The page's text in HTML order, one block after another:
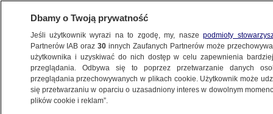
POLSKA
Dbamy o Twoją prywatność
Jeśli użytkownik wyrazi na to zgodę, my, naszepodmioty
Partnerów IAB oraz30 innych Zaufanych Partnerów może
użytkownika i uzyskiwać do nich dostęp w celu zapewnienia
przeglądania. Odbywa się to poprzez przetwarzanie danych
przeglądania przechowywanych w plikach cookie. Użytkownik może
się przetwarzaniu w oparciu o uzasadniony interes w dowolnym
plików cookie i reklam”.